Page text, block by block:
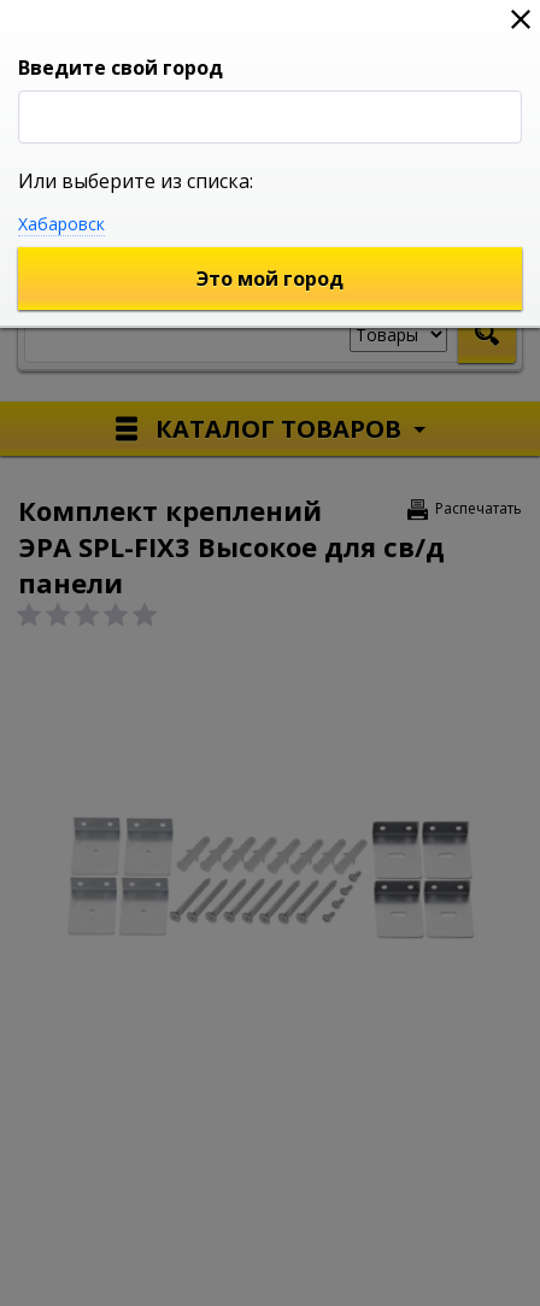
0
УНИВЕРСАЛЬНЫЙ ИНТЕРНЕТ МАГАЗИН
КАТАЛОГ ТОВАРОВ
Распечатать
Комплект креплений
ЭРА SPL-FIX3 Высокое для св/д
панели
Введите свой город
Или выберите из списка:
Хабаровск
Это мой город